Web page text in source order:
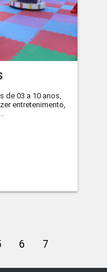
de 03 a 10 anos,
entretenimento,
6 7